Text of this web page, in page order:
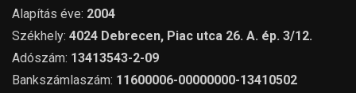
Alapítás éve: 2004
Székhely: 4024 Debrecen, Piac utca 26. A. ép. 3/12.
Adószám: 13413543-2-09
Bankszámlaszám: 11600006-00000000-13410502